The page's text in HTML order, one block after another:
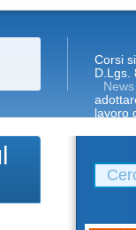
Corsi
D.Lgs.
News
lavoro